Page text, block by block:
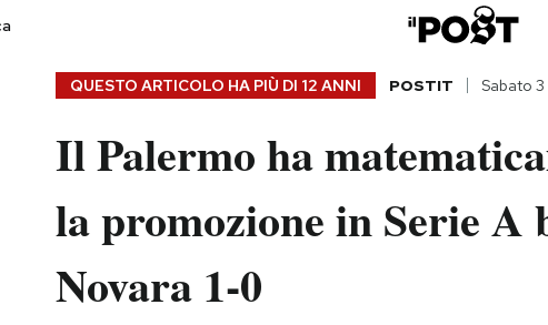
Storie/Idee
QUESTO ARTICOLO HA PIÙ DI 12 ANNI POSTIT Sabato 3
Il Palermo ha
la promozione in Serie A
Novara 1-0